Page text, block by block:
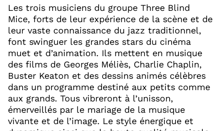
Les trois musiciens du groupe Three Blind
Mice, forts de leur expérience de la scène et de
leur vaste connaissance du jazz traditionnel,
font swinguer les grandes stars du cinéma
muet et d’animation. Ils mettent en musique
des films de Georges Méliès, Charlie Chaplin,
Buster Keaton et des dessins animés célèbres
dans un programme destiné aux petits comme
aux grands. Tous vibreront à l’unisson,
émerveillés par le mariage de la musique
vivante et de l’image. Le style énergique et